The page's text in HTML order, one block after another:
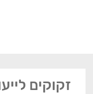
זקוקים